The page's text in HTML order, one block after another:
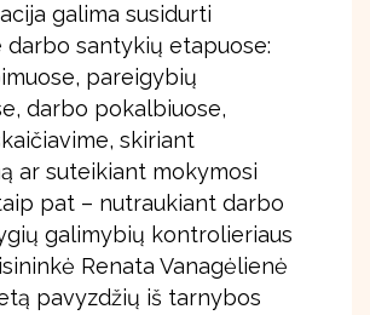
galima susidurti
darbo santykių etapuose:
pareigybių
darbo pokalbiuose,
skiriant
ar suteikiant mokymosi
pat – nutraukiant darbo
galimybių kontrolieriaus
Renata Vanagėlienė
pavyzdžių iš tarnybos